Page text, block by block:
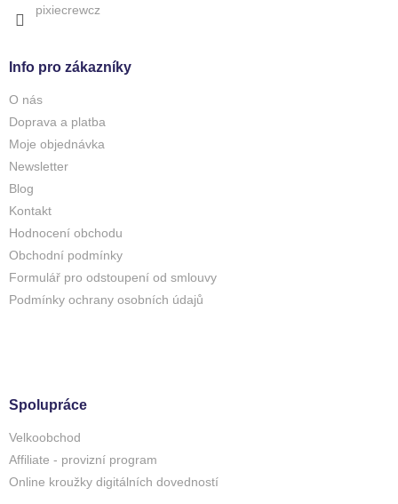
pixiecrewcz
Info pro zákazníky
O nás
Doprava a platba
Moje objednávka
Newsletter
Blog
Kontakt
Hodnocení obchodu
Obchodní podmínky
Formulář pro odstoupení od smlouvy
Podmínky ochrany osobních údajů
Spolupráce
Velkoobchod
Affiliate - provizní program
Online kroužky digitálních dovedností